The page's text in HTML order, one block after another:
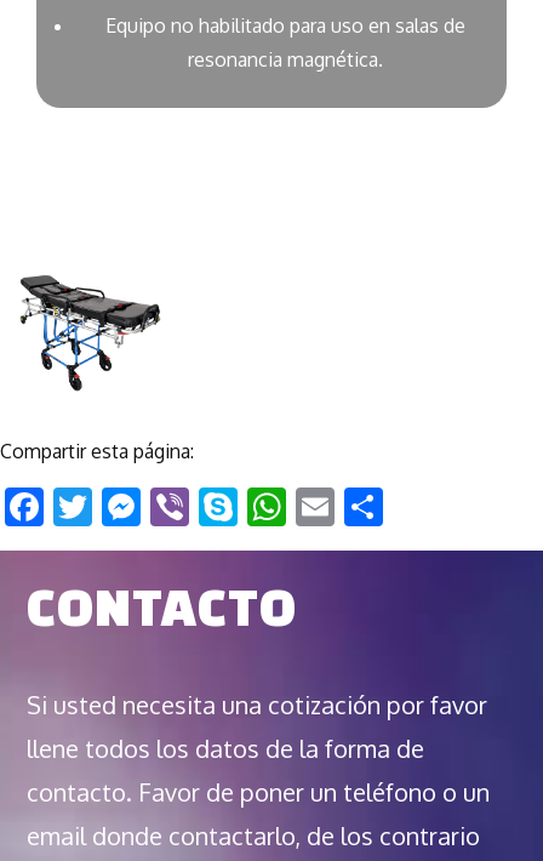
Equipo no habilitado para uso en salas de
resonancia magnética.
Compartir esta página:
Facebook
Twitter
Messenger
ViberSkypeWhatsApp
Email
CONTACTO
Si usted necesita una cotización por favor
llene todos los datos de la forma de
contacto. Favor de poner un teléfono o un
email donde contactarlo, de los contrario